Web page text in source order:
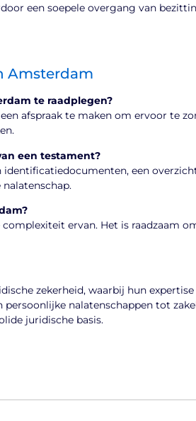
een soepele overgang van
Amsterdam
te raadplegen?
afspraak te maken om ervoor te
een testament?
een
ervan. Het is raadzaam
zekerheid, waarbij hun
nalatenschappen tot
juridische basis.